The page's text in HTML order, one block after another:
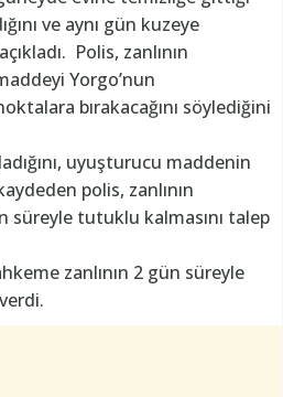
ve aynı gün kuzeye
Polis, zanlının
Yorgo’nun
bırakacağını söylediğini
uyuşturucu maddenin
polis, zanlının
süreyle tutuklu kalmasını talep
zanlının 2 gün süreyle